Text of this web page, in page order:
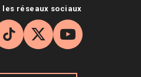
les réseaux sociaux
TikTok
X YouTube